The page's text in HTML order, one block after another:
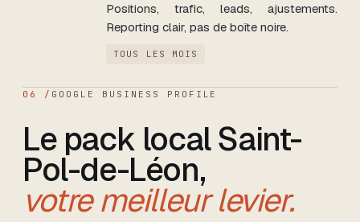
Positions, trafic, leads, ajustements.
Reporting clair, pas de boîte noire.
TOUS LES MOIS
06 / GOOGLE BUSINESS PROFILE
Le pack localSaint-
Pol-de-Léon,
votre meilleur levier.